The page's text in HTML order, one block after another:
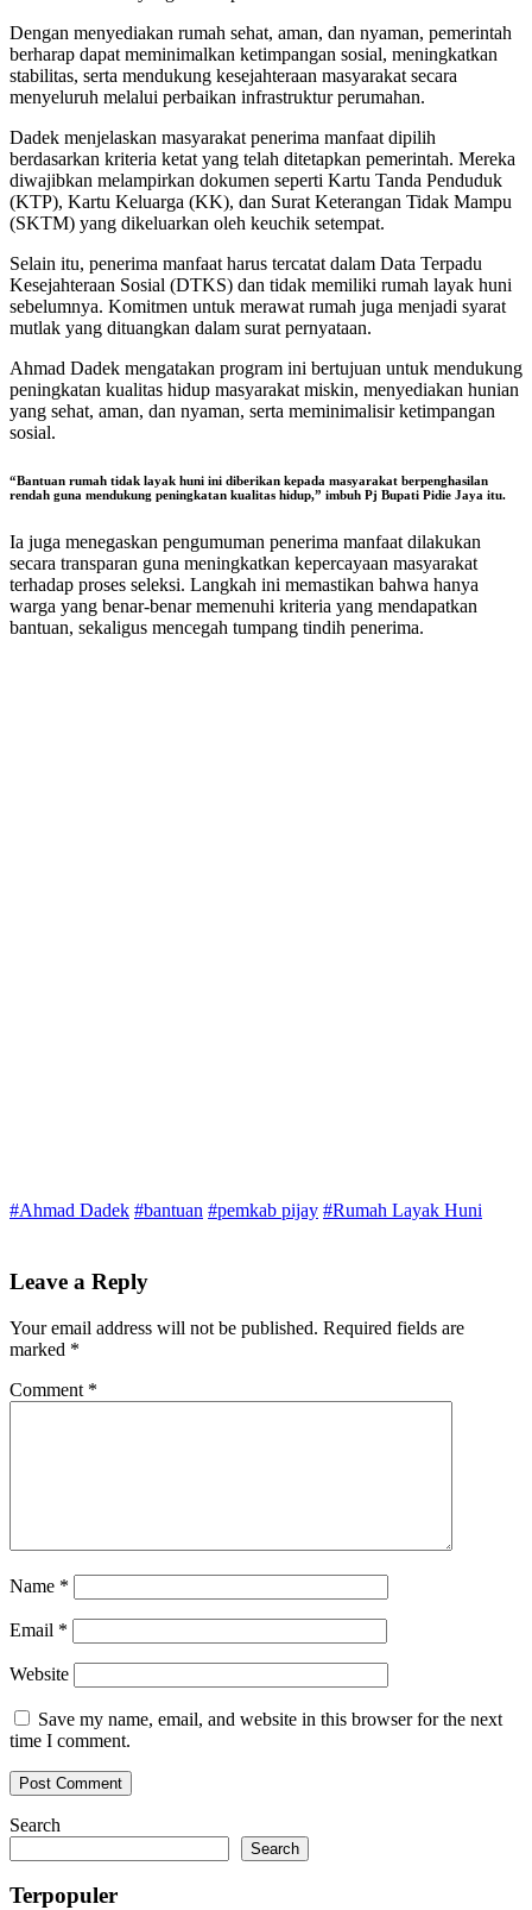
Dengan menyediakan rumah sehat, aman, dan nyaman, pemerintah
berharap dapat meminimalkan ketimpangan sosial, meningkatkan
stabilitas, serta mendukung kesejahteraan masyarakat secara
menyeluruh melalui perbaikan infrastruktur perumahan.
Dadek menjelaskan masyarakat penerima manfaat dipilih
berdasarkan kriteria ketat yang telah ditetapkan pemerintah. Mereka
diwajibkan melampirkan dokumen seperti Kartu Tanda Penduduk
(KTP), Kartu Keluarga (KK), dan Surat Keterangan Tidak Mampu
(SKTM) yang dikeluarkan oleh keuchik setempat.
Selain itu, penerima manfaat harus tercatat dalam Data Terpadu
Kesejahteraan Sosial (DTKS) dan tidak memiliki rumah layak huni
sebelumnya. Komitmen untuk merawat rumah juga menjadi syarat
mutlak yang dituangkan dalam surat pernyataan.
Ahmad Dadek mengatakan program ini bertujuan untuk mendukung
peningkatan kualitas hidup masyarakat miskin, menyediakan hunian
yang sehat, aman, dan nyaman, serta meminimalisir ketimpangan
sosial.
“Bantuan rumah tidak layak huni ini diberikan kepada masyarakat berpenghasilan
rendah guna mendukung peningkatan kualitas hidup,” imbuh Pj Bupati Pidie Jaya itu.
Ia juga menegaskan pengumuman penerima manfaat dilakukan
secara transparan guna meningkatkan kepercayaan masyarakat
terhadap proses seleksi. Langkah ini memastikan bahwa hanya
warga yang benar-benar memenuhi kriteria yang mendapatkan
bantuan, sekaligus mencegah tumpang tindih penerima.
#Ahmad Dadek #bantuan #pemkab pijay #Rumah Layak Huni
Leave a Reply
Your email address will not be published. Required fields are
marked *
Comment *
Name *
Email *
Website
Save my name, email, and website in this browser for the next
time I comment.
Search
Search
Terpopuler